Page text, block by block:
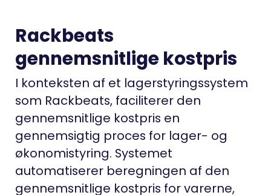
Rackbeats
gennemsnitlige kostpris
I konteksten af et lagerstyringssystem
som Rackbeats, faciliterer den
gennemsnitlige kostpris en
gennemsigtig proces for lager- og
økonomistyring. Systemet
automatiserer beregningen af den
gennemsnitlige kostpris for varerne,